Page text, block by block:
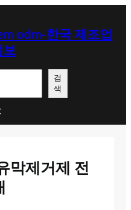
odm-한국 제조업
보
검
색
막제거제 전